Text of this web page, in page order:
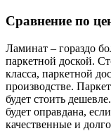
Сравнение по
Ламинат – гораздо
паркетной доской.
класса, паркетной
производстве.
будет стоить
будет оправдана,
качественные и